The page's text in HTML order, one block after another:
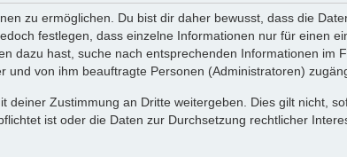
zu ermöglichen. Du bist dir daher bewusst, dass die
festlegen, dass einzelne Informationen nur für einen
dazu hast, suche nach entsprechenden Informationen im
von ihm beauftragte Personen (Administratoren)
Zustimmung an Dritte weitergeben. Dies gilt nicht,
ist oder die Daten zur Durchsetzung rechtlicher